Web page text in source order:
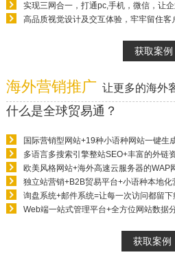
实现三网合一，打通pc,手机，微信，让
高品质视觉设计及交互体验，牢牢留住客
获取案例
海外营销推广 让更多的海外
什么是全球贸易通？
国际营销型网站+19种小语种网站一键生
多语言多搜索引擎整站SEO+丰富的外链
欧美风格网站+海外高速云服务器的WAP
独立站营销+B2B贸易平台+小语种本地
询盘系统+邮件系统=让每一次访问都留下
Web端一站式管理平台+全方位网站数据
获取案例